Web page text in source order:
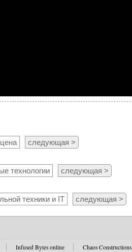
следующая >
технологии следующая >
техники и IT следующая >
Infused Bytes online Chaos Constructions